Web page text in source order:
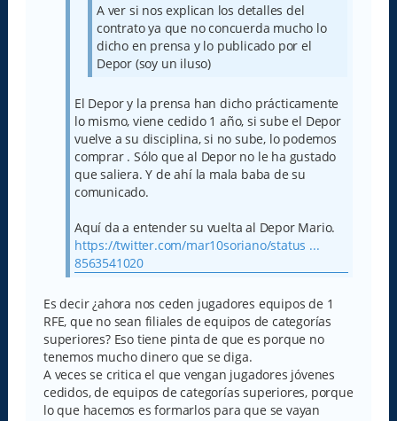
A ver si nos explican los detalles del
contrato ya que no concuerda mucho lo
dicho en prensa y lo publicado por el
Depor (soy un iluso)
El Depor y la prensa han dicho prácticamente
lo mismo, viene cedido 1 año, si sube el Depor
vuelve a su disciplina, si no sube, lo podemos
comprar . Sólo que al Depor no le ha gustado
que saliera. Y de ahí la mala baba de su
comunicado.
Aquí da a entender su vuelta al Depor Mario.
https://twitter.com/mar10soriano/status ...
8563541020
Es decir ¿ahora nos ceden jugadores equipos de 1
RFE, que no sean filiales de equipos de categorías
superiores? Eso tiene pinta de que es porque no
tenemos mucho dinero que se diga.
A veces se critica el que vengan jugadores jóvenes
cedidos, de equipos de categorías superiores, porque
lo que hacemos es formarlos para que se vayan